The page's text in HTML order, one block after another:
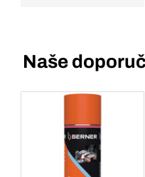
Naše